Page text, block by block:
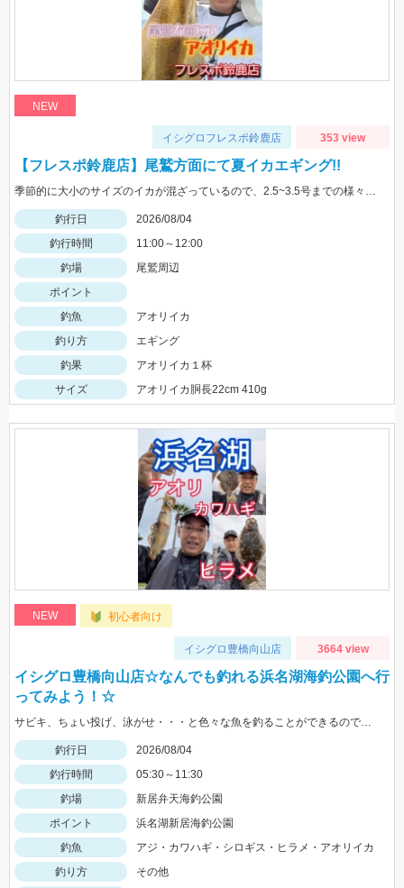
NEW
イシグロフレスポ鈴鹿店 353 view
【フレスポ鈴鹿店】尾鷲方面にて夏イカエギング!!
季節的に大小のサイズのイカが混ざっているので、2.5~3.5号までの様々なサイズを持っていきましょう!!
釣行日
2026/08/04
釣行時間
11:00～12:00
釣場
尾鷲周辺
ポイント
釣魚
アオリイカ
釣り方
エギング
釣果
アオリイカ１杯
サイズ
アオリイカ胴長22cm 410g
NEW 初心者向け
イシグロ豊橋向山店 3664 view
イシグロ豊橋向山店☆なんでも釣れる浜名湖海釣公園へ行
ってみよう！☆
サビキ、ちょい投げ、泳がせ・・・と色々な魚を釣ることができるので仕掛けも何種類か用意していけば楽しむことができますよ！
釣行日
2026/08/04
釣行時間
05:30～11:30
釣場
新居弁天海釣公園
ポイント
浜名湖新居海釣公園
釣魚
アジ・カワハギ・シロギス・ヒラメ・アオリイカ
釣り方
その他